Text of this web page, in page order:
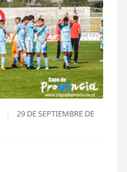
|
29 DE SEPTIEMBRE DE